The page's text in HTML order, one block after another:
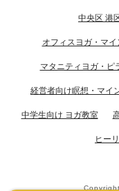
中央区 港
オフィスヨガ・マ
マタニティヨガ・ピ
経営者向け瞑想・マイ
中学生向け ヨガ教室
ヒー